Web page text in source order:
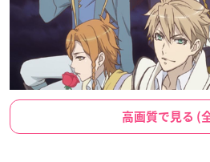
高画質で見る (